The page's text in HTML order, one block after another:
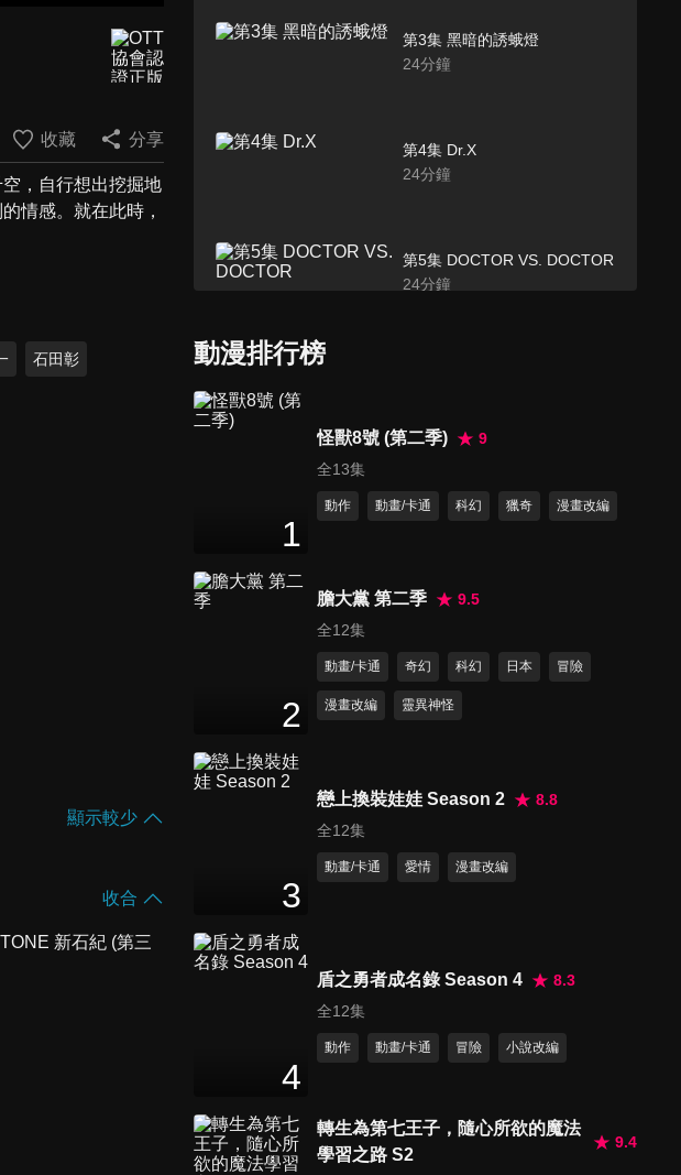
收藏 分享
，自行想出挖掘地
情感。就在此時，
石田彰
顯示較少
收合
第3集 黑暗的誘蛾燈
24分鐘
第4集 Dr.X
24分鐘
第5集 DOCTOR VS. DOCTOR
24分鐘
24分鐘
第8集 LOCK ON
第9集 科學的燈火
第10集 沾滿泥土的道路
24分鐘
第13集 看著同一個月亮
24
動漫排行榜
1
怪獸8號 (第二季)
9
全13集
動作 動畫/卡通 科幻 獵奇 漫畫改編
2
膽大黨 第二季
9.5
全12集
動畫/卡通 奇幻 科幻 日本 冒險
漫畫改編 靈異神怪
3
戀上換裝娃娃 Season 2
8.8
全12集
動畫/卡通 愛情 漫畫改編
4
盾之勇者成名錄 Season 4
8.3
全12集
動作 動畫/卡通 冒險 小說改編
轉生為第七王子，隨心所欲的魔法
學習之路 S2
9.4